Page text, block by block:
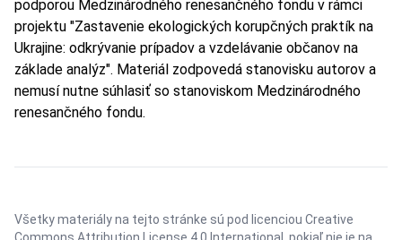
podporou Medzinárodného renesančného fondu v rámci
projektu "Zastavenie ekologických korupčných praktík na
Ukrajine: odkrývanie prípadov a vzdelávanie občanov na
základe analýz". Materiál zodpovedá stanovisku autorov a
nemusí nutne súhlasiť so stanoviskom Medzinárodného
renesančného fondu.
Všetky materiály na tejto stránke sú pod licenciou Creative